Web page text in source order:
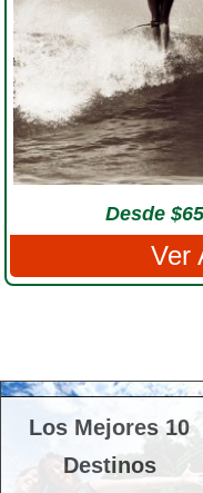
Desde
Ver
Los Mejores 10
Destinos